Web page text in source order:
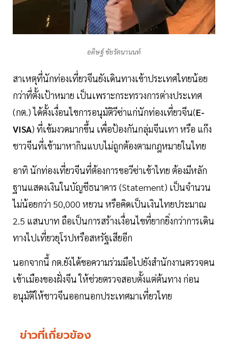
อดิษฐ์ ชัยรัตนานนท์
สาเหตุที่นักท่องเที่ยวจีนยังเดินทางเข้าประเทศไทยน้อย
กว่าที่ตั้งเป้าหมาย เป็นเพราะกระทรวงการต่างประเทศ
(กต.) ได้ตั้งเงื่อนไขการอนุมัติวีซ่าแก่นักท่องเที่ยวจีน(E-
VISA) ที่เข้มงวดมากขึ้น เพื่อป้องกันกลุ่มจีนเทา หรือ แก๊ง
ชาวจีนที่เข้ามาหากินแบบไม่ถูกต้องตามกฎหมายในไทย
อาทิ นักท่องเที่ยวจีนที่ต้องการขอวีซ่าเข้าไทย ต้องมีหลัก
ฐานแสดงเงินในบัญชีธนาคาร (Statement) เป็นจำนวน
ไม่น้อยกว่า 50,000 หยวน หรือคิดเป็นเงินไทยประมาณ
2.5 แสนบาท ถือเป็นการสร้างเงื่อนไขที่ยากยิ่งกว่าการเดิน
ทางไปเที่ยวยุโรปหรือสหรัฐเสียอีก
นอกจากนี้ กต.ยังได้ขอความร่วมมือไปยังสำนักงานตรวจคน
เข้าเมืองของฝั่งจีน ให้ช่วยตรวจสอบตั้งแต่ต้นทาง ก่อน
อนุมัติให้ชาวจีนออกนอกประเทศมาเที่ยวไทย
ข่าวที่เกี่ยวข้อง